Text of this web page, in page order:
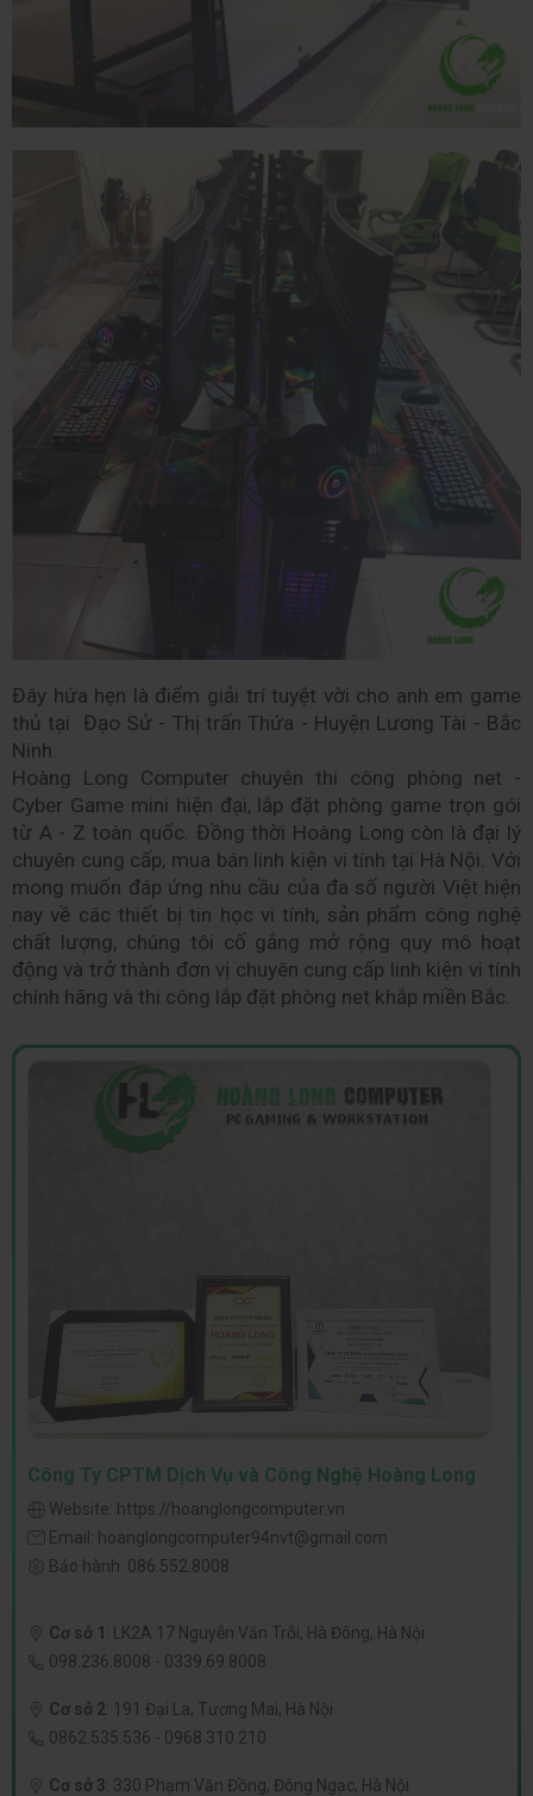
Đây hứa hẹn là điểm giải trí tuyệt vời cho anh em game
thủ tại  Đạo Sử - Thị trấn Thứa - Huyện Lương Tài - Bắc
Ninh.
Hoàng Long Computer chuyên thi công phòng net -
Cyber Game mini hiện đại, lắp đặt phòng game trọn gói
từ A - Z toàn quốc. Đồng thời Hoàng Long còn là đại lý
chuyên cung cấp, mua bán linh kiện vi tính tại Hà Nội. Với
mong muốn đáp ứng nhu cầu của đa số người Việt hiện
nay về các thiết bị tin học vi tính, sản phẩm công nghệ
chất lượng, chúng tôi cố gắng mở rộng quy mô hoạt
động và trở thành đơn vị chuyên cung cấp linh kiện vi tính
chính hãng và thi công lắp đặt phòng net khắp miền Bắc.
Công Ty CPTM Dịch Vụ và Công Nghệ Hoàng Long
Website: https://hoanglongcomputer.vn
Email: hoanglongcomputer94nvt@gmail.com
Bảo hành: 086.552.8008
Cơ sở 1 :
LK2A 17 Nguyễn Văn Trỗi, Hà Đông, Hà Nội
098.236.8008 - 0339.69.8008
Cơ sở 2: 191 Đại La, Tương Mai, Hà Nội
0862.535.536 - 0968.310.210
Cơ sở 3: 330 Phạm Văn Đồng, Đông Ngạc, Hà Nội